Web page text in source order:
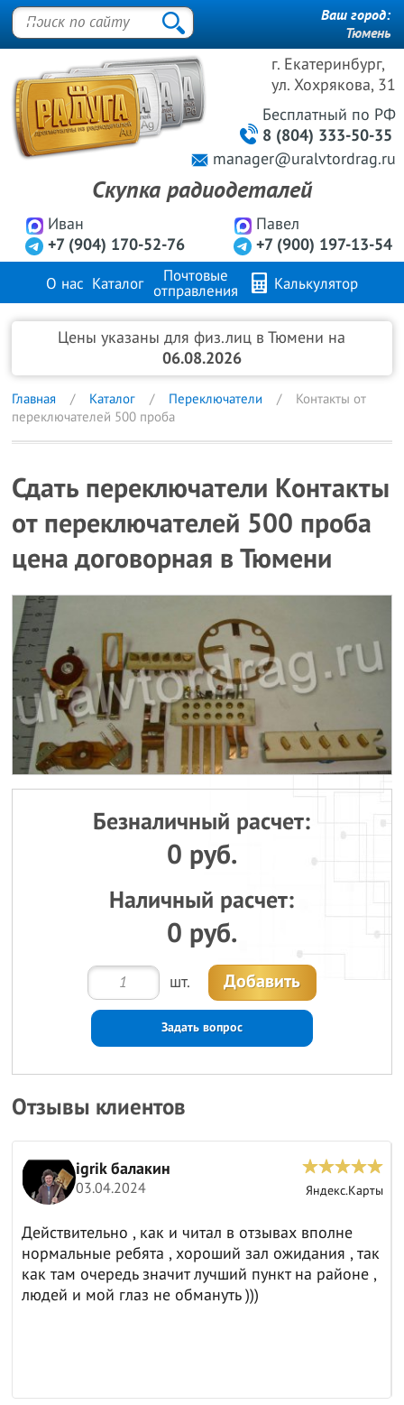
г. Екатеринбург,
ул. Хохрякова, 31
Иван
+7 (904) 170-52-76
Павел
+7 (900) 197-13-54
Бесплатный по РФ
8 (804) 333-50-35
manager@uralvtordrag.ru
Скупка радиодеталей
Ваш город:
Тюмень
О нас Каталог
Почтовые
отправления
Калькулятор
Продажа металлов Контакты
Цены указаны для физ.лиц в Тюмени на
06.08.2026
Главная Каталог Переключатели
Контакты от
переключателей 500 проба
Сдать переключатели Контакты
от переключателей 500 проба
цена договорная в Тюмени
Безналичный расчет:
0 руб.
Наличный расчет:
0 руб.
шт. Добавить
Задать вопрос
Отзывы клиентов
igrik балакин
03.04.2024 Яндекс.Карты
Действительно , как и читал в отзывах вполне
нормальные ребята , хороший зал ожидания , так
как там очередь значит лучший пункт на районе ,
людей и мой глаз не обмануть )))